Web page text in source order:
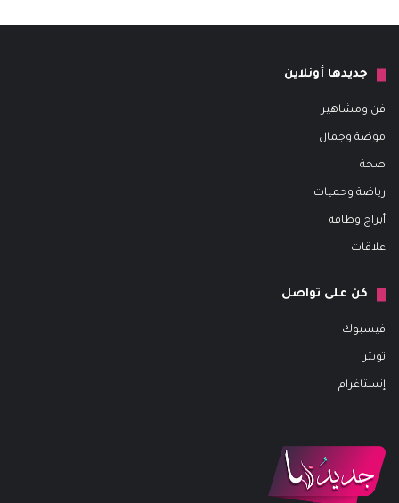
جديدها أونلاين
فن ومشاهير
موضة وجمال
صحة
رياضة وحميات
أبراج وطاقة
علاقات
كن على تواصل
فيسبوك
تويتر
إنستاغرام